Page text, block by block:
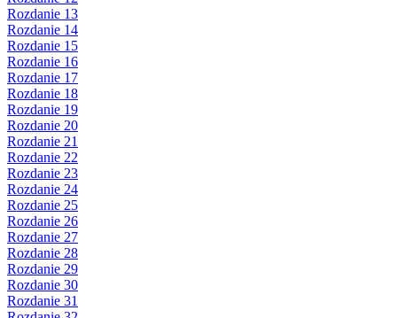
Rozdanie 13
Rozdanie 14
Rozdanie 15
Rozdanie 16
Rozdanie 17
Rozdanie 18
Rozdanie 19
Rozdanie 20
Rozdanie 21
Rozdanie 22
Rozdanie 23
Rozdanie 24
Rozdanie 25
Rozdanie 26
Rozdanie 27
Rozdanie 28
Rozdanie 29
Rozdanie 30
Rozdanie 31